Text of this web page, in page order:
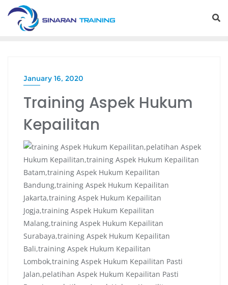
Skip
content
January 16, 2020
Training Aspek Hukum
Kepailitan